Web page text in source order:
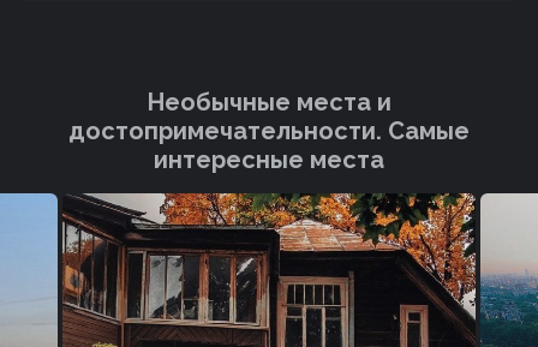
Необычные места и
достопримечательности. Cамые
интересные места